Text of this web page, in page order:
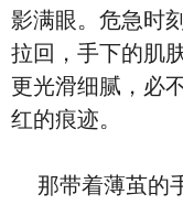
影满眼。危急时
拉回，手下的肌
更光滑细腻，必
红的痕迹。
那带着薄茧的